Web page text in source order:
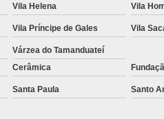
Espelho para
Espelho para
Vila Helena Vila
Vila Príncipe de Gales Vila
Várzea do Tamanduateí
Cerâmica
Santa Paula Santo